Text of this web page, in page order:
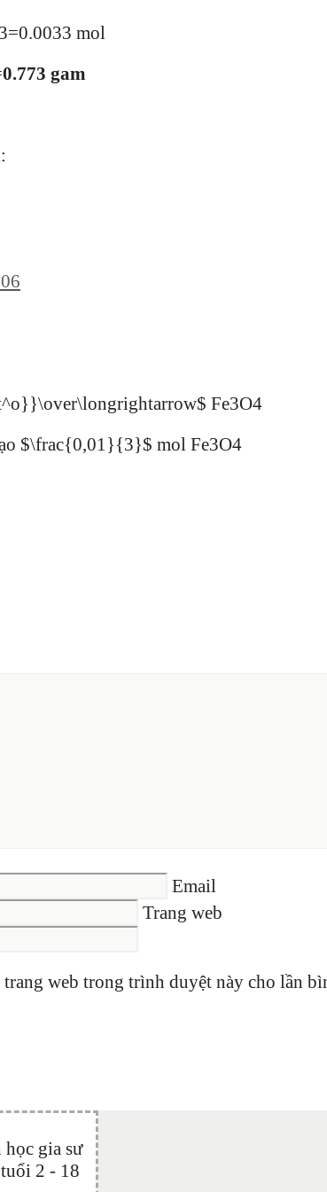
mol
0.773 gam
Fe3O4
$\frac{0,01}{3}$ mol Fe3O4
Email
Trang web
web trong trình duyệt này cho lần
gia sư
2 - 18